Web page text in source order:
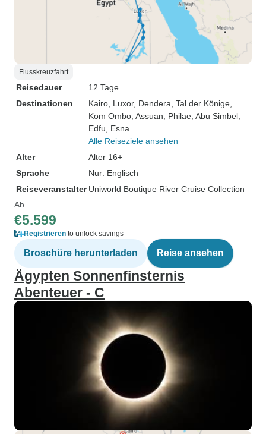
Flusskreuzfahrt
Reisedauer
12 Tage
Destinationen
Kairo , Luxor, Dendera , Tal der Könige
Kom Ombo , Assuan , Philae , Abu Simbel
Edfu , Esna
Alle Reiseziele ansehen
Alter
Alter 16+
Sprache
Nur: Englisch
Reiseveranstalter Uniworld Boutique River Cruise Collection
Ab
€5.599
Registrieren to unlock savings
Broschüre herunterladen Reise ansehen
Ägypten Sonnenfinsternis
Abenteuer - C